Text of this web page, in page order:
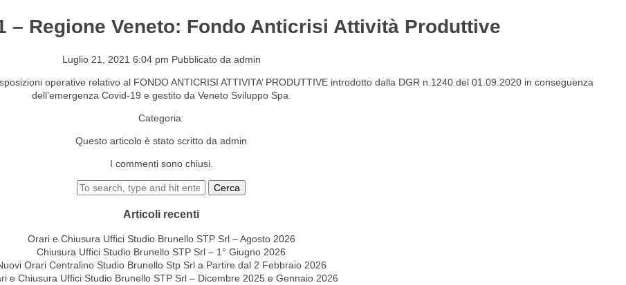
CONTATTI
– Regione Veneto: Fondo Anticrisi Attività Produttive
Luglio 21, 2021 6:04 pm Pubblicato da admin
operative relativo al FONDO ANTICRISI ATTIVITA’ PRODUTTIVE introdotto dalla DGR n.1240 del 01.09.2020 in conseguenza
dell’emergenza Covid-19 e gestito da Veneto Sviluppo Spa.
Categoria:
Questo articolo è stato scritto da admin
I commenti sono chiusi.
Cerca
Articoli recenti
Orari e Chiusura Uffici Studio Brunello STP Srl – Agosto 2026
Chiusura Uffici Studio Brunello STP Srl – 1° Giugno 2026
Orari Centralino Studio Brunello Stp Srl a Partire dal 2 Febbraio 2026
e Chiusura Uffici Studio Brunello STP Srl – Dicembre 2025 e Gennaio 2026